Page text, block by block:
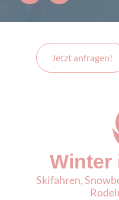
Jetzt anfragen!
Winter
Skifahren,